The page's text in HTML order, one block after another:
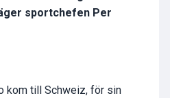
sportchefen Per
kom till Schweiz, för sin